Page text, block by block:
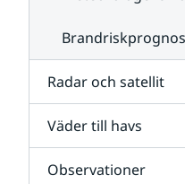
Radar och satellit
Väder till havs
Observationer